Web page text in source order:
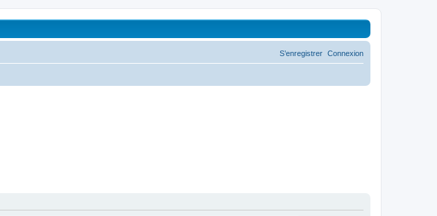
Connexion
S’enregistrer